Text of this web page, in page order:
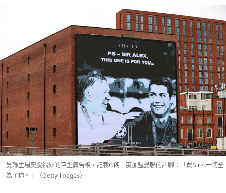
曼聯主場奧脫福外的巨型廣告板，記載C朗二度加盟曼聯的註腳：「費Sir，一切全
為了你。」（Getty Images）